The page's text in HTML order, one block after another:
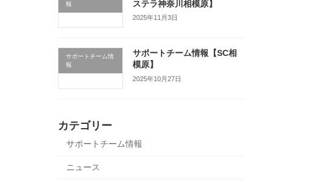
報
ステラ神奈川相模原】
2025年11月3日
サポートチーム情
報
サポートチーム情報【SC相
模原】
2025年10月27日
カテゴリー
サポートチーム情報
ニュース